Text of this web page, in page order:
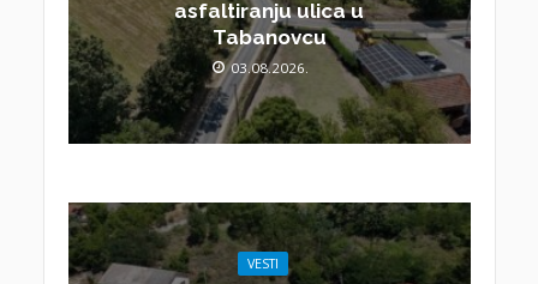
asfaltiranju ulica u
Tabanovcu
03.08.2026.
VESTI